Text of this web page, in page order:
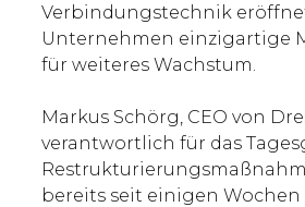
Verbindungstechnik
Unternehmen einzigartige
für weiteres Wachstum.
Markus Schörg, CEO von
verantwortlich für das
bereits seit einigen